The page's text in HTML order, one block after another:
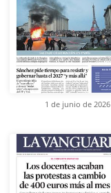
1 de junio de 2026